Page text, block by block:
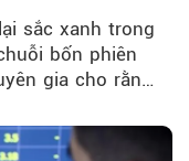
sắc xanh trong
bốn phiên
gia cho rằng